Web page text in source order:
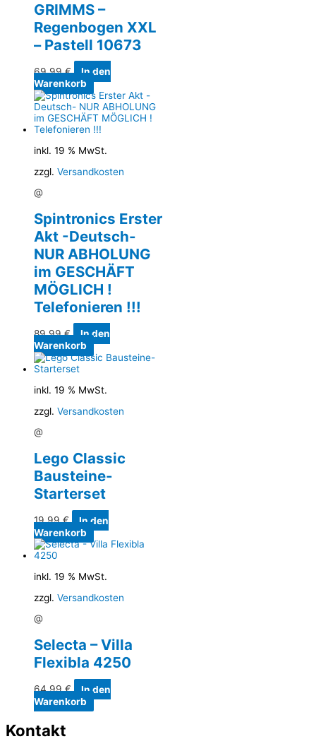
GRIMMS –
Regenbogen XXL
– Pastell 10673
69,99€
In den
Warenkorb
inkl. 19 % MwSt.
zzgl. Versandkosten
@
Spintronics Erster
Akt -Deutsch-
NUR ABHOLUNG
im GESCHÄFT
MÖGLICH !
Telefonieren !!!
89,99€
In den
Warenkorb
inkl. 19 % MwSt.
zzgl. Versandkosten
@
Lego Classic
Bausteine-
Starterset
19,99€
In den
Warenkorb
inkl. 19 % MwSt.
zzgl. Versandkosten
@
Selecta – Villa
Flexibla 4250
64,99€
In den
Warenkorb
Kontakt